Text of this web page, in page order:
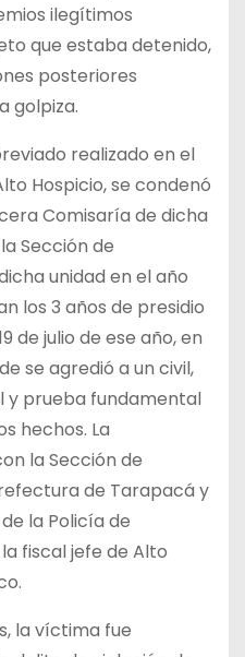
ilegítimos
que estaba detenido,
posteriores
golpiza.
realizado en el
Hospicio, se condenó
Comisaría de dicha
Sección de
unidad en el año
los 3 años de presidio
de julio de ese año, en
se agredió a un civil,
y prueba fundamental
hechos. La
la Sección de
de Tarapacá y
la Policía de
fiscal jefe de Alto
la víctima fue